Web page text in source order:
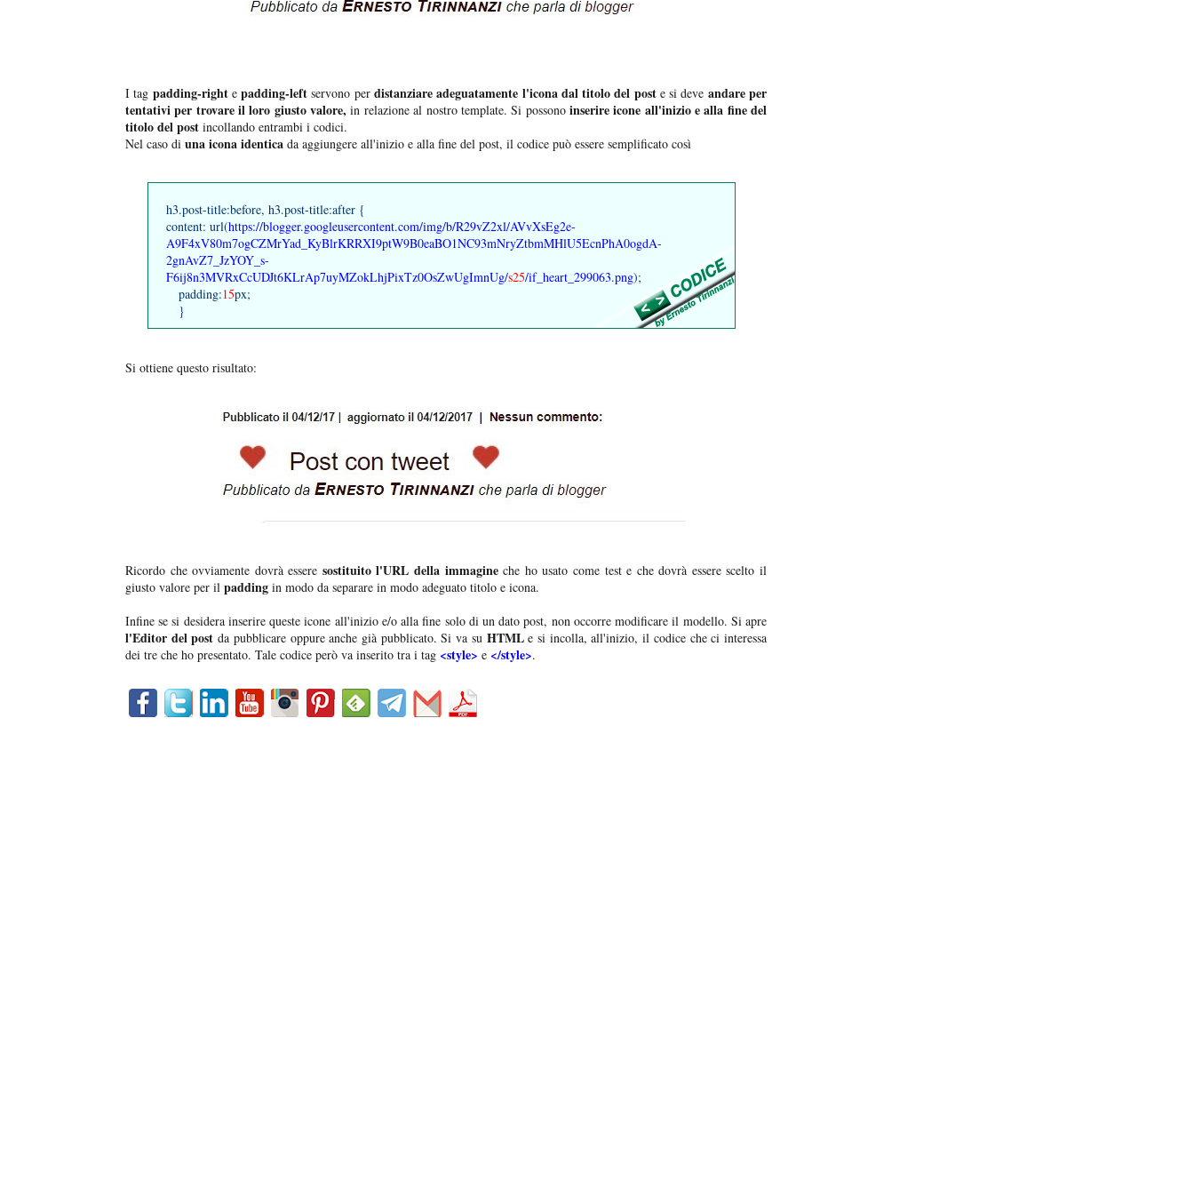
I tag padding-right epadding-left servono per distanziare adeguatamente l'icona dal titolo del poste si deve andare per
tentativi per trovare il loro giusto valore, in relazione al nostro template. Si possono inserire icone all'inizio e alla fine del
titolo del post incollando entrambi i codici.
Nel caso di una icona identica da aggiungere all'inizio e alla fine del post, il codice può essere semplificato così
h3.post-title:before, h3.post-title:after {
content: url(https://blogger.googleusercontent.com/img/b/R29vZ2xl/AVvXsEg2e-
A9F4xV80m7ogCZMrYad_KyBlrKRRXI9ptW9B0eaBO1NC93mNryZtbmMHlU5EcnPhA0ogdA-
2gnAvZ7_JzYOY_s-
F6ij8n3MVRxCcUDJt6KLrAp7uyMZokLhjPixTz0OsZwUgImnUg/s25/if_heart_299063.png);
padding:15px;
}
Si ottiene questo risultato:
Ricordo che ovviamente dovrà essere sostituito l'URL della immagineche ho usato come test e che dovrà essere scelto il
giusto valore per il padding in modo da separare in modo adeguato titolo e icona.
Infine se si desidera inserire queste icone all'inizio e/o alla fine solo di un dato post, non occorre modificare il modello. Si apre
l'Editor del post da pubblicare oppure anche già pubblicato. Si va su HTMLe si incolla, all'inizio, il codice che ci interessa
dei tre che ho presentato. Tale codice però va inserito tra i tag <style> e </style>.